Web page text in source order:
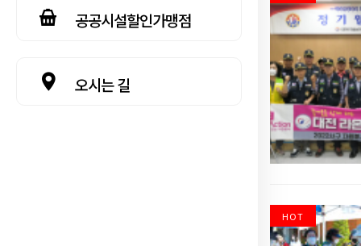
공공시설할인가맹점
오시는 길
HOT